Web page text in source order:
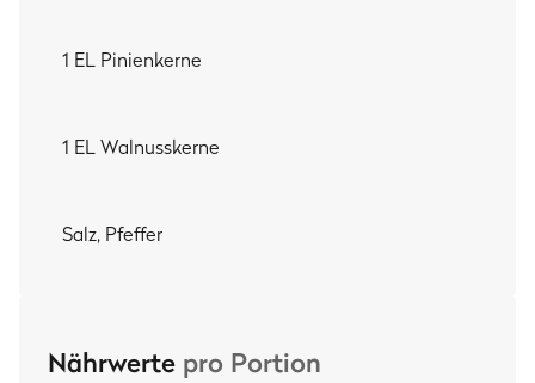
1 EL Pinienkerne
1 EL Walnusskerne
Salz, Pfeffer
Nährwerte pro Portion